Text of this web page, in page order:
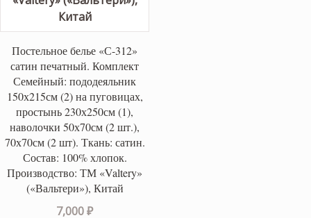
Постельное белье «С-312»
сатин печатный. Комплект
Семейный: пододеяльник
150х215см (2) на пуговицах,
простынь 230х250см (1),
наволочки 50х70см (2 шт.),
70х70см (2 шт). Ткань: сатин.
Состав: 100% хлопок.
Производство: ТМ «Valtery»
(«Вальтери»), Китай
7,000₽